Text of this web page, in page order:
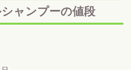
ャンプーの値段